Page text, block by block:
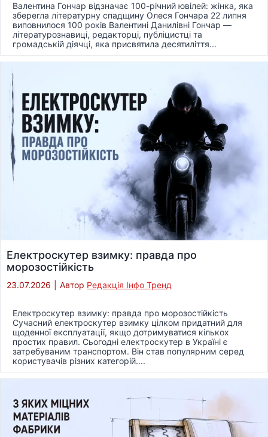
Валентина Гончар відзначає 100-річний ювілей: жінка, яка
зберегла літературну спадщину Олеся Гончара 22 липня
виповнилося 100 років Валентині Данилівні Гончар —
літературознавиці, редакторці, публіцистці та
громадській діячці, яка присвятила десятиліття...
Електроскутер взимку: правда про
морозостійкість
23.07.2026 Автор Редакція Інфо Тренд
Електроскутер взимку: правда про морозостійкість
Сучасний електроскутер взимку цілком придатний для
щоденної експлуатації, якщо дотримуватися кількох
простих правил. Сьогодні електроскутер в Україні є
затребуваним транспортом. Він став популярним серед
користувачів різних категорій....